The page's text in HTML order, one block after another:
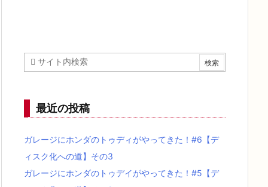
最近の投稿
ガレージにホンダのトゥディがやってきた！#6【デ
ィスク化への道】その3
ガレージにホンダのトゥデイがやってきた！#5【デ